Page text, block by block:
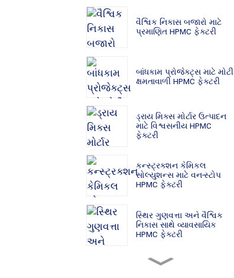
વૈશ્વિક નિકાસ બજારો માટે
પ્રમાણિત HPMC ફેક્ટરી
બાંધકામ પ્રોજેક્ટ્સ માટે મોટી
ક્ષમતાવાળી HPMC ફેક્ટરી
ડ્રાય મિક્સ મોર્ટાર ઉત્પાદન
માટે વિશ્વસનીય HPMC
ફેક્ટરી
કન્સ્ટ્રક્શન કેમિકલ
સોલ્યુશન્સ માટે વન-સ્ટોપ
HPMC ફેક્ટરી
સ્થિર ગુણવત્તા અને વૈશ્વિક
નિકાસ સાથે વ્યાવસાયિક
HPMC ફેક્ટરી
બાંધકામ કેમિકલ ઉત્પાદકો